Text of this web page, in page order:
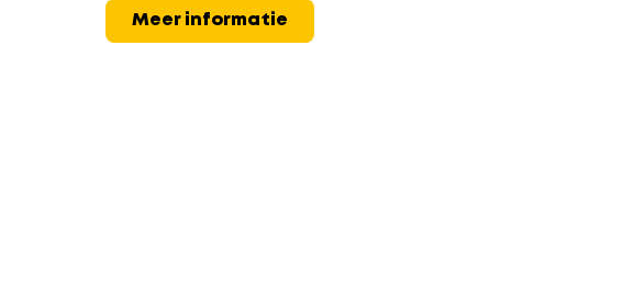
Meer informatie